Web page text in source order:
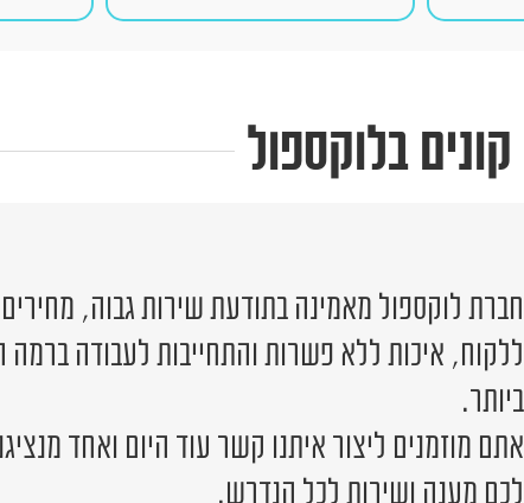
בלוקספול
חברת לוקספול מאמינה בתודעת שירות גבוה, מחירים
ללקוח, איכות ללא פשרות והתחייבות לעבודה ברמה
ביותר.
אתם מוזמנים ליצור איתנו קשר עוד היום ואחד
לכם מענה ושירות לכל הנדרש.